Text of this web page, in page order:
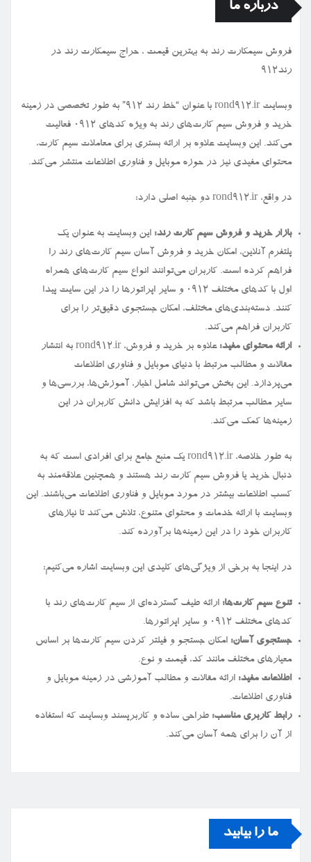
درباره ما
فروش سیمكارت رند به بهترین قیمت ، حراج سیمكارت رند در
رند912
وبسایت rond912.ir با عنوان “خط رند ۹۱۲” به طور تخصصی در زمینه
خرید و فروش سیم کارت‌های رند به ویژه کدهای ۰۹۱۲ فعالیت
می‌کند. این وبسایت علاوه بر ارائه بستری برای معاملات سیم کارت،
محتوای مفیدی نیز در حوزه موبایل و فناوری اطلاعات منتشر می‌کند.
در واقع، rond912.ir دو جنبه اصلی دارد:
بازار خرید و فروش سیم کارت رند: این وبسایت به عنوان یک
پلتفرم آنلاین، امکان خرید و فروش آسان سیم کارت‌های رند را
فراهم کرده است. کاربران می‌توانند انواع سیم کارت‌های همراه
اول با کدهای مختلف ۰۹۱۲ و سایر اپراتورها را در این سایت پیدا
کنند. دسته‌بندی‌های مختلف، امکان جستجوی دقیق‌تر را برای
کاربران فراهم می‌کند.
ارائه محتوای مفید:
علاوه بر خرید و فروش، rond912.ir به انتشار
مقالات و مطالب مرتبط با دنیای موبایل و فناوری اطلاعات
می‌پردازد. این بخش می‌تواند شامل اخبار، آموزش‌ها، بررسی‌ها و
سایر مطالب مرتبط باشد که به افزایش دانش کاربران در این
زمینه‌ها کمک می‌کند.
به طور خلاصه، rond912.ir یک منبع جامع برای افرادی است که به
دنبال خرید یا فروش سیم کارت رند هستند و همچنین علاقه‌مند به
کسب اطلاعات بیشتر در مورد موبایل و فناوری اطلاعات می‌باشند. این
وبسایت با ارائه خدمات و محتوای متنوع، تلاش می‌کند تا نیازهای
کاربران خود را در این زمینه‌ها برآورده کند.
در اینجا به برخی از ویژگی‌های کلیدی این وبسایت اشاره می‌کنیم:
تنوع سیم کارت‌ها: ارائه طیف گسترده‌ای از سیم کارت‌های رند با
کدهای مختلف ۰۹۱۲ و سایر اپراتورها.
جستجوی آسان: امکان جستجو و فیلتر کردن سیم کارت‌ها بر اساس
معیارهای مختلف مانند کد، قیمت و نوع.
اطلاعات مفید: ارائه مقالات و مطالب آموزشی در زمینه موبایل و
فناوری اطلاعات.
رابط کاربری مناسب: طراحی ساده و کاربرپسند وبسایت که استفاده
از آن را برای همه آسان می‌کند.
ما را بیابید